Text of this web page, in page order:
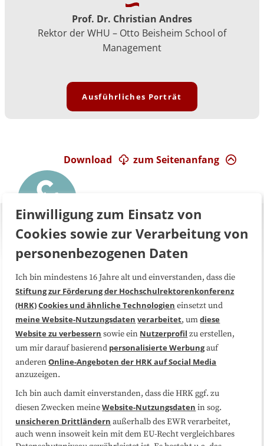
Prof. Dr. Christian Andres
Rektor der WHU – Otto Beisheim School of
Management
Ausführliches Porträt
zum Seitenanfang
Download
Über uns FAQ
Medienarbeit Kooperationen
Datenschutzerklärung Impressum
Sitemap
Folgen Sie uns
Einwilligung zum Einsatz von
Cookies sowie zur Verarbeitung von
personenbezogenen Daten
Ich bin mindestens 16 Jahre alt und einverstanden, dass die
Stiftung zur Förderung der Hochschulrektorenkonferenz
(HRK)Cookies und ähnliche Technologien einsetzt und
meine Website-Nutzungsdaten verarbeitet, umdiese
Website zu verbessern sowie ein Nutzerprofil zu erstellen,
um mir darauf basierend personalisierte Werbungauf
anderenOnline-Angeboten der HRK auf Social Media
anzuzeigen.
Ich bin auch damit einverstanden, dass die HRK ggf. zu
diesen Zwecken meineWebsite-Nutzungsdaten in sog.
unsicheren Drittländern außerhalb des EWR verarbeitet,
auch wenn insoweit kein mit dem EU-Recht vergleichbares